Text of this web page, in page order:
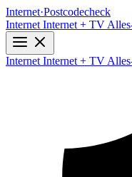
Internet·Postcodecheck
Internet Internet + TV
Internet Internet + TV